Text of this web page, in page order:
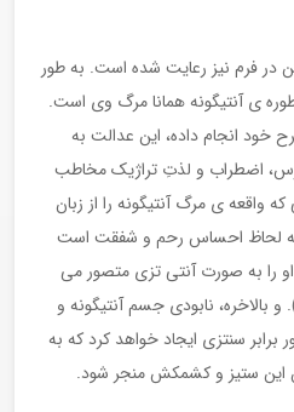
در فرم نیز رعایت شده است. به طور
ی آنتیگونه همانا مرگ وی است.
خود انجام داده، این عدالت به
اضطراب و لذتِ تراژیک مخاطب
واقعه ی مرگ آنتیگونه را از زبان
لحاظ احساس رحم و شفقت است
او را به صورت آنتی تزی متصور می
بالاخره، نابودی جسم آنتیگونه و
برابر سنتزی ایجاد خواهد کرد که به
این ستیز و کشمکش منجر شود.